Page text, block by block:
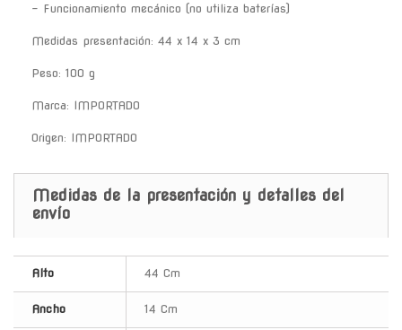
- Funcionamiento mecánico (no utiliza baterías)
Medidas presentación: 44 x 14 x 3 cm
Peso: 100 g
Marca: IMPORTADO
Origen: IMPORTADO
Medidas de la presentación y detalles del
envío
Alto 44 Cm
Ancho 14 Cm